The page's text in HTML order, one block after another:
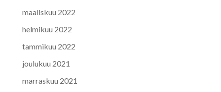
maaliskuu 2022
helmikuu 2022
tammikuu 2022
joulukuu 2021
marraskuu 2021